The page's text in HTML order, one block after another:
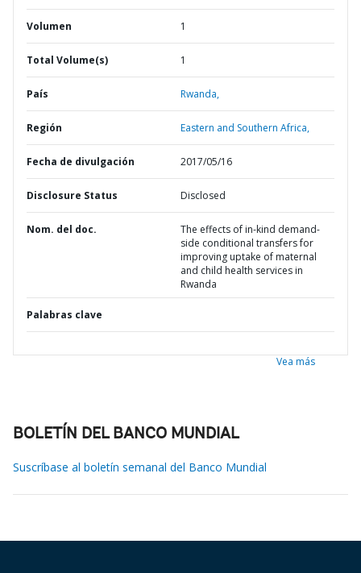
Volumen 1
Total Volume(s) 1
País Rwanda,
Región Eastern and Southern Africa,
Fecha de divulgación 2017/05/16
Disclosure Status Disclosed
Nom. del doc.
The effects of in-kind demand-
side conditional transfers for
improving uptake of maternal
and child health services in
Rwanda
Palabras clave
Vea más
BOLETÍN DEL BANCO MUNDIAL
Suscríbase al boletín semanal del Banco Mundial